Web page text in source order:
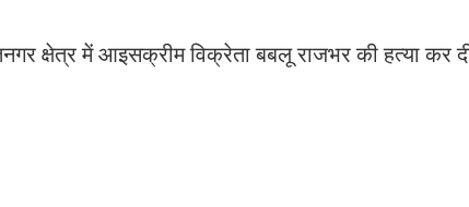
क्षेत्र में आइसक्रीम विक्रेता बबलू राजभर की हत्या कर